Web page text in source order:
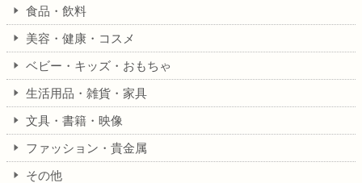
食品・飲料
美容・健康・コスメ
ベビー・キッズ・おもちゃ
生活用品・雑貨・家具
文具・書籍・映像
ファッション・貴金属
その他